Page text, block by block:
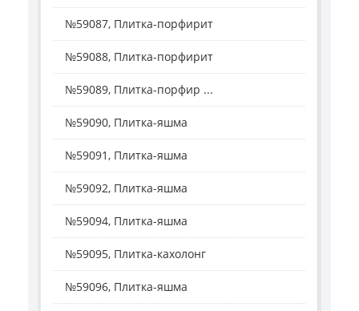
№59087, Плитка-порфирит
№59088, Плитка-порфирит
№59089, Плитка-порфир ...
№59090, Плитка-яшма
№59091, Плитка-яшма
№59092, Плитка-яшма
№59094, Плитка-яшма
№59095, Плитка-кахолонг
№59096, Плитка-яшма